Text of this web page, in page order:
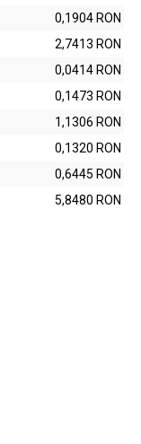
0,1904 RON
2,7413 RON
0,0414 RON
0,1473 RON
1,1306 RON
0,1320 RON
0,6445 RON
5,8480 RON